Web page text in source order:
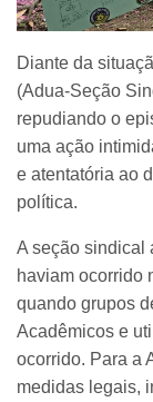
Diante da
(Adua-Seção
repudiando o
uma ação
e atentatória ao
política.
A seção sindical
haviam ocorrido
quando grupos
Acadêmicos e
ocorrido. Para a
medidas legais,